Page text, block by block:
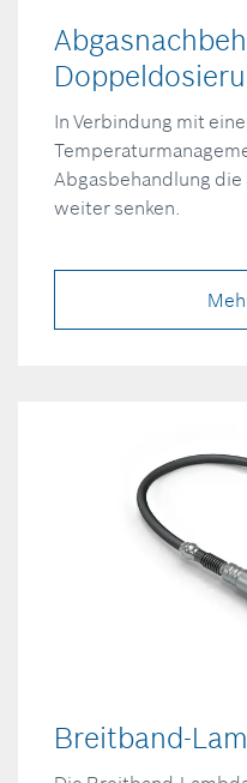
In Verbindung mit
Abgasbehandlung
weiter senken.
Breitband-